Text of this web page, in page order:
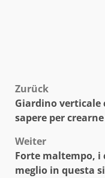
Zurück
Giardino verticale
sapere per
Weiter
Forte maltempo, i
meglio in questa